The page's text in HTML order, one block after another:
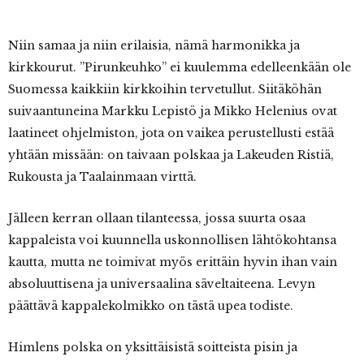
Niin samaa ja niin erilaisia, nämä harmonikka ja
kirkkourut. ”Pirunkeuhko” ei kuulemma edelleenkään ole
Suomessa kaikkiin kirkkoihin tervetullut. Siitäköhän
suivaantuneina Markku Lepistö ja Mikko Helenius ovat
laatineet ohjelmiston, jota on vaikea perustellusti estää
yhtään missään: on taivaan polskaa ja Lakeuden Ristiä,
Rukousta ja Taalainmaan virttä.
Jälleen kerran ollaan tilanteessa, jossa suurta osaa
kappaleista voi kuunnella uskonnollisen lähtökohtansa
kautta, mutta ne toimivat myös erittäin hyvin ihan vain
absoluuttisena ja universaalina säveltaiteena. Levyn
päättävä kappalekolmikko on tästä upea todiste.
Himlens polska on yksittäisistä soitteista pisin ja